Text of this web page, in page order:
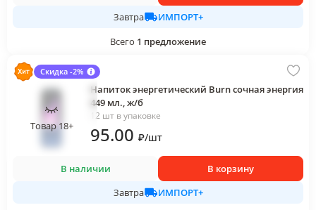
Завтра
ИМПОРТ+
Всего 1 предложение
Скидка -2%
Товар 18+
Напиток энергетический Burn сочная энергия
449 мл., ж/б
12 шт в упаковке
95.00 ₽/шт
В наличии
В корзину
Завтра
ИМПОРТ+